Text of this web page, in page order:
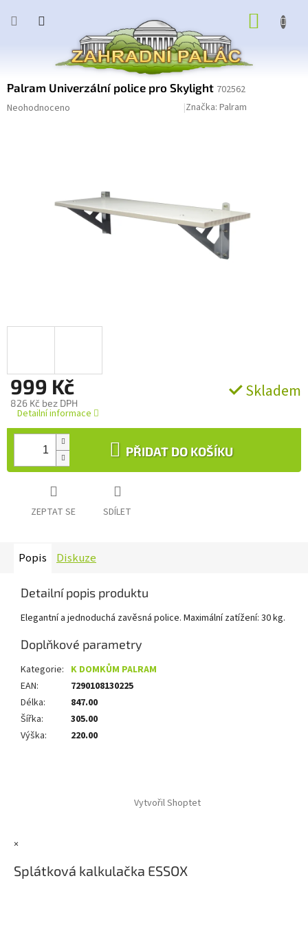
Palram Univerzální police pro Skylight 702562
Průměrné
Neohodnoceno Značka: Palram
999 Kč
826 Kč bez DPH
Měrná
cena:
Skladem
PŘIDAT DO KOŠÍKU
Detailní informace
ZEPTAT SE SDÍLET
Popis Diskuze
Detailní popis produktu
Elegantní a jednoduchá zavěsná police. Maximální zatížení: 30 kg.
Doplňkové parametry
Kategorie: K DOMKŮM PALRAM
EAN:
7290108130225
Délka:
847.00
Šířka:
305.00
Výška: 220.00
Vytvořil Shoptet
×
Splátková kalkulačka ESSOX